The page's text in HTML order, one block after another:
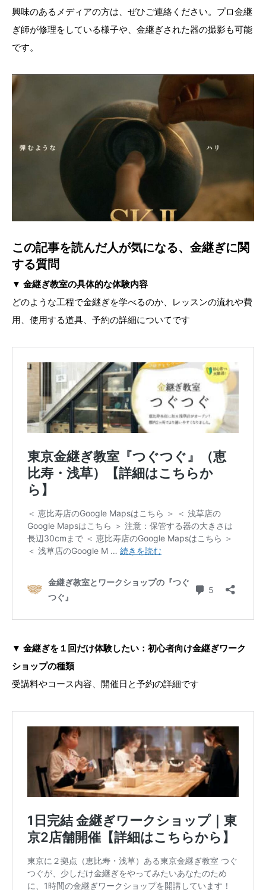
興味のあるメディアの方は、ぜひご連絡ください。プロ金継
ぎ師が修理をしている様子や、金継ぎされた器の撮影も可能
です。
この記事を読んだ人が気になる、金継ぎに関
する質問
▼ 金継ぎ教室の具体的な体験内容
どのような工程で金継ぎを学べるのか、レッスンの流れや費
用、使用する道具、予約の詳細についてです
▼ 金継ぎを１回だけ体験したい：初心者向け金継ぎワーク
ショップの種類
受講料やコース内容、開催日と予約の詳細です